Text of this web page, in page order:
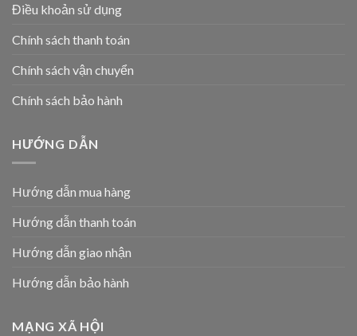
Điều khoản sử dụng
Chính sách thanh toán
Chính sách vận chuyển
Chính sách bảo hành
HƯỚNG DẪN
Hướng dẫn mua hàng
Hướng dẫn thanh toán
Hướng dẫn giao nhận
Hướng dẫn bảo hành
MẠNG XÃ HỘI